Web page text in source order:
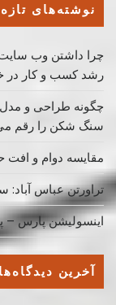
نوشته‌های تازه
چرا داشتن وب
رشد کسب ‌و کار در
چگونه طراحی و مدل
سنگ شکن را رقم
مقایسه دوام و افت
تراورتن عباس
اینسولیشن پارس –
آخرین دیدگاه‌ها